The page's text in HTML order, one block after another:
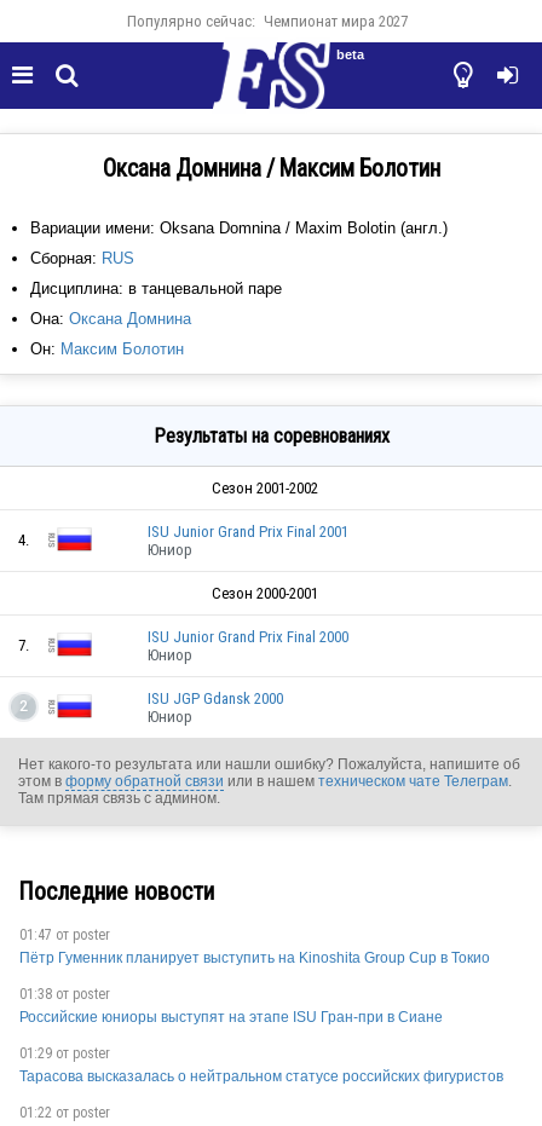
Популярно сейчас: Чемпионат мира 2027
  

beta
Оксана Домнина / Максим Болотин
Вариации имени: Oksana Domnina / Maxim Bolotin (англ.)
Сборная: RUS
Дисциплина: в танцевальной паре
Она: Оксана Домнина
Он: Максим Болотин
Результаты на соревнованиях
Сезон 2001-2002
4.
RUS
ISU Junior Grand Prix Final 2001
Юниор
Сезон 2000-2001
7.
RUS
ISU Junior Grand Prix Final 2000
Юниор
2
ISU JGP Gdansk 2000
Юниор
Нет какого-то результата или нашли ошибку? Пожалуйста, напишите об
этом в форму обратной связи или в нашем техническом чате Телеграм.
Там прямая связь с админом.
Последние новости
01:47 от poster
Пётр Гуменник планирует выступить на Kinoshita Group Cup в Токио
01:38 от poster
Российские юниоры выступят на этапе ISU Гран-при в Сиане
01:29 от poster
Тарасова высказалась о нейтральном статусе российских фигуристов
01:22 от poster